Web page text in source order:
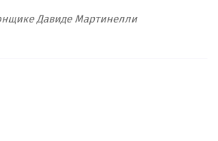
Давиде Мартинелли